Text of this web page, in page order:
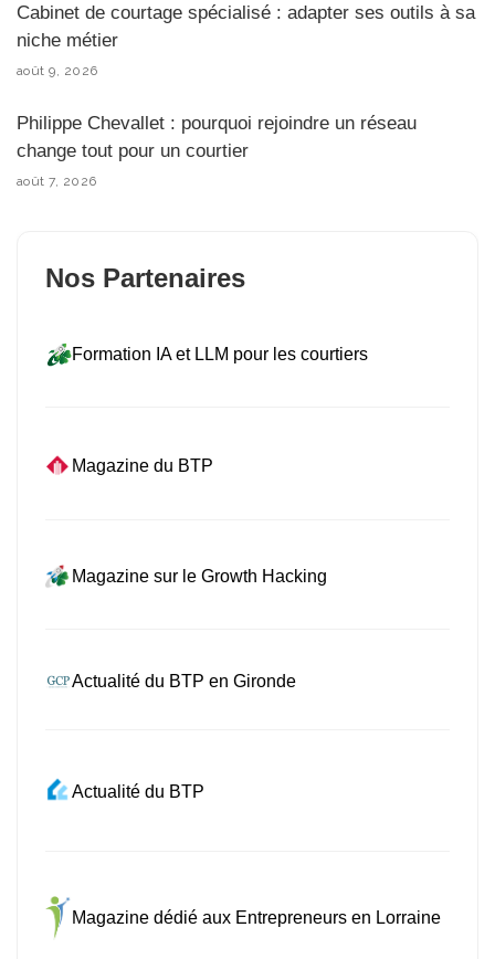
Cabinet de courtage spécialisé : adapter ses outils à sa
niche métier
août 9, 2026
Philippe Chevallet : pourquoi rejoindre un réseau
change tout pour un courtier
août 7, 2026
Nos Partenaires
Formation IA et LLM pour les courtiers
Magazine du BTP
Magazine sur le Growth Hacking
Actualité du BTP en Gironde
Actualité du BTP
Magazine dédié aux Entrepreneurs en Lorraine